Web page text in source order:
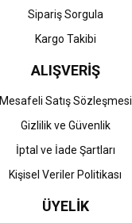
Gönder
Sipariş Sorgula
Kargo Takibi
ALIŞVERİŞ
Mesafeli Satış Sözleşmesi
Gizlilik ve Güvenlik
İptal ve İade Şartları
Kişisel Veriler Politikası
ÜYELİK